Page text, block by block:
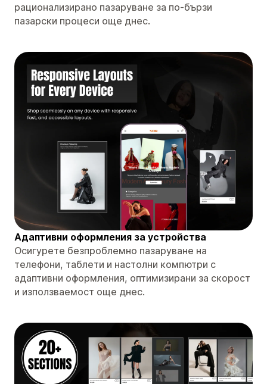
рационализирано пазаруване за по-бързи
пазарски процеси още днес.
Адаптивни оформления за устройства
Осигурете безпроблемно пазаруване на
телефони, таблети и настолни компютри с
адаптивни оформления, оптимизирани за скорост
и използваемост още днес.